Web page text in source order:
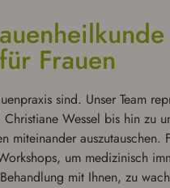
Frauen
sind. Unser Team
Wessel bis hin zu
um medi­zinisch
mit Ihnen, zu